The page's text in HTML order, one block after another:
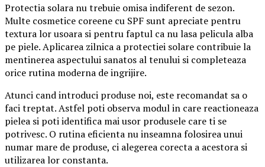
Protectia solara nu trebuie omisa indiferent de sezon.
Multe cosmetice coreene cu SPF sunt apreciate pentru
textura lor usoara si pentru faptul ca nu lasa pelicula alba
pe piele. Aplicarea zilnica a protectiei solare contribuie la
mentinerea aspectului sanatos al tenului si completeaza
orice rutina moderna de ingrijire.
Atunci cand introduci produse noi, este recomandat sa o
faci treptat. Astfel poti observa modul in care reactioneaza
pielea si poti identifica mai usor produsele care ti se
potrivesc. O rutina eficienta nu inseamna folosirea unui
numar mare de produse, ci alegerea corecta a acestora si
utilizarea lor constanta.